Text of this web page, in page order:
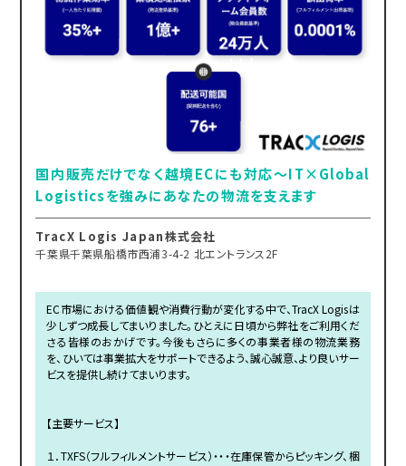
国内販売だけでなく越境ECにも対応～IT×Global
Logisticsを強みにあなたの物流を支えます
TracX Logis Japan株式会社
千葉県千葉県船橋市西浦3-4-2 北エントランス2F
EC市場における価値観や消費行動が変化する中で、TracX Logisは
少しずつ成長してまいりました。ひとえに日頃から弊社をご利用くだ
さる皆様のおかげです。今後もさらに多くの事業者様の物流業務
を、ひいては事業拡大をサポートできるよう、誠心誠意、より良いサー
ビスを提供し続けてまいります。
【主要サービス】
１．TXFS（フルフィルメントサービス）・・・在庫保管からピッキング、梱